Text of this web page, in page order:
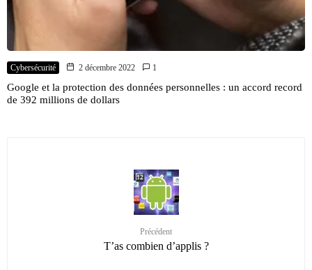
Cybersécurité 2 décembre 2022 1
Google et la protection des données personnelles : un accord record
de 392 millions de dollars
Précédent
T’as combien d’applis ?